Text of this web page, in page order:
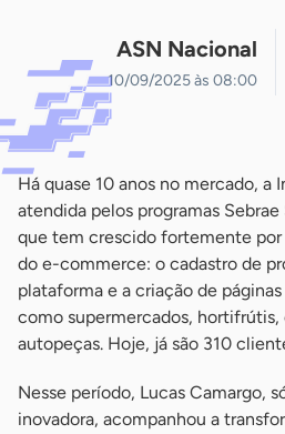
ASN Nacional
10/09/2025 às 08:00
Há quase 10 anos no mercado, a
atendida pelos programas
que tem crescido fortemente
do e-commerce: o cadastro de
plataforma e a criação de
como supermercados,
autopeças. Hoje, já são 310
Nesse período, Lucas Camargo,
inovadora, acompanhou a